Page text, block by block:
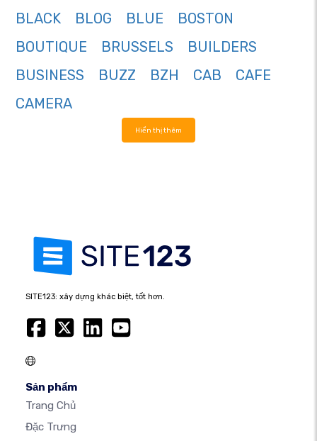
BLACK
BLOG BLUE
BOSTON
BOUTIQUE
BRUSSELS
BUILDERS
BUSINESS
BUZZ BZH CAB
CAFE
CAMERA
Hiển thị thêm
SITE123: xây dựng khác biệt, tốt hơn.
Sản phẩm
Trang Chủ
Đặc Trưng